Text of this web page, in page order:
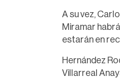
A su vez,
Miramar
estarán en
Hernández
Villarreal